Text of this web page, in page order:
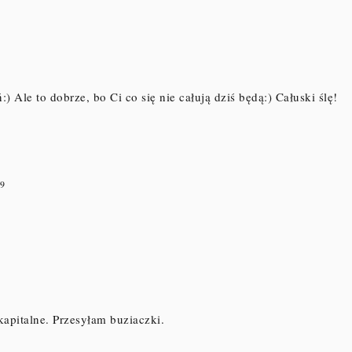
Ale to dobrze, bo Ci co się nie całują dziś będą:) Całuski ślę!
Przesyłam buziaczki.